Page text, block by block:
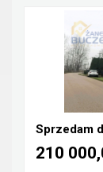
Sprzedam
210